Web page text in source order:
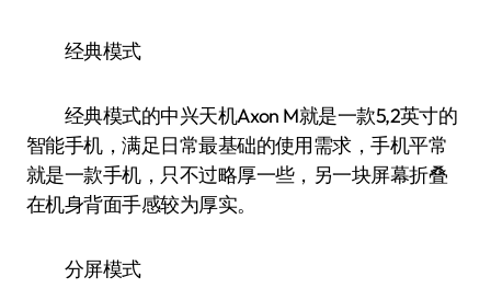
经典模式
经典模式的中兴天机Axon M就是一款5,2英寸的
智能手机，满足日常最基础的使用需求，手机平常
就是一款手机，只不过略厚一些，另一块屏幕折叠
在机身背面手感较为厚实。
分屏模式